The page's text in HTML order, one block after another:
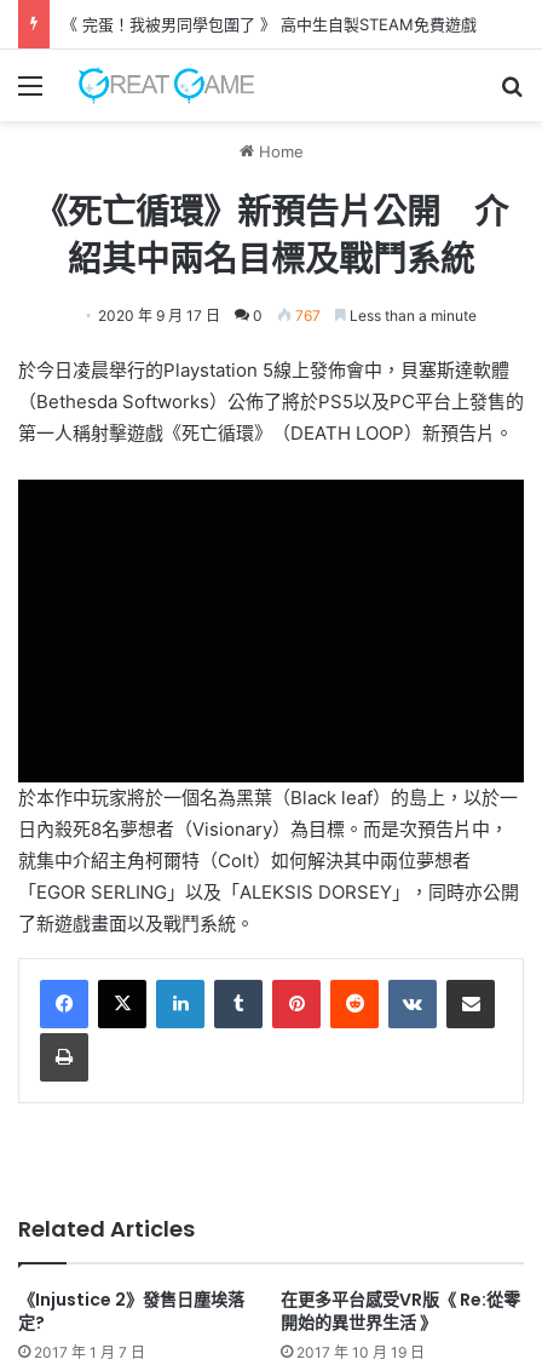
《 完蛋！我被男同學包圍了 》 高中生自製STEAM免費遊戲
Menu
Home
《死亡循環》新預告片公開 介
紹其中兩名目標及戰鬥系統
2020 年 9 月 17 日 0 767 Less than a minute
於今日凌晨舉行的Playstation 5線上發佈會中，貝塞斯達軟體
（Bethesda Softworks）公佈了將於PS5以及PC平台上發售的
第一人稱射擊遊戲《死亡循環》（DEATH LOOP）新預告片。
於本作中玩家將於一個名為黑葉（Black leaf）的島上，以於一
日內殺死8名夢想者（Visionary）為目標。而是次預告片中，
就集中介紹主角柯爾特（Colt）如何解決其中兩位夢想者
「EGOR SERLING」以及「ALEKSIS DORSEY」，同時亦公開
了新遊戲畫面以及戰鬥系統。
LinkedInTumblr PinterestReddit VKontakteShare via Email
Print
Related Articles
《Injustice 2》發售日塵埃落
定?
2017 年 1 月 7 日
在更多平台感受VR版《 Re:從零
開始的異世界生活 》
2017 年 10 月 19 日